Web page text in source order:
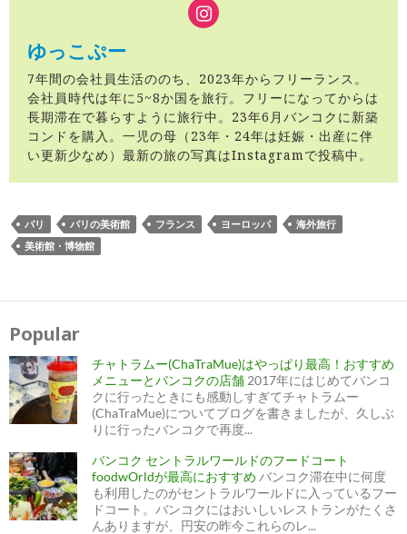
ゆっこぷー
7年間の会社員生活ののち、2023年からフリーランス。
会社員時代は年に5~8か国を旅行。フリーになってからは
長期滞在で暮らすように旅行中。23年6月バンコクに新築
コンドを購入。一児の母（23年・24年は妊娠・出産に伴
い更新少なめ）最新の旅の写真はInstagramで投稿中。
パリ パリの美術館 フランス ヨーロッパ
海外旅行
美術館・博物館
投
ビ
ゲ
ー
シ
ョ
ン
Popular
チャトラムー(ChaTraMue)はやっぱり最高！おすすめ
メニューとバンコクの店舗 2017年にはじめてバンコ
クに行ったときにも感動しすぎてチャトラムー
(ChaTraMue)についてブログを書きましたが、久しぶ
りに行ったバンコクで再度...
バンコク セントラルワールドのフードコート
foodwOrldが最高におすすめ バンコク滞在中に何度
も利用したのがセントラルワールドに入っているフー
ドコート。バンコクにはおいしいレストランがたくさ
んありますが、円安の昨今これらのレ...